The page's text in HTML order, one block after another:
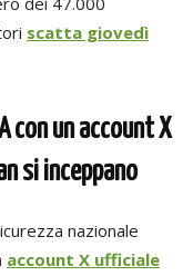
scatta giovedì
con un account X
si inceppano
nazionale
account X ufficiale